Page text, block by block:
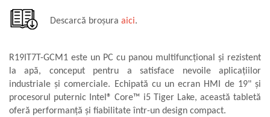
Laptopuri Industriale
Servicii
Vibrații
Echilibrări
Sonometrie
Descarcă broșura aici.
R19IT7T-GCM1 este un PC cu panou multifuncțional și rezistent
la apă, conceput pentru a satisface nevoile aplicațiilor
industriale și comerciale. Echipată cu un ecran HMI de 19" și
procesorul puternic Intel® Core™ i5 Tiger Lake, această tabletă
oferă performanță și fiabilitate într-un design compact.